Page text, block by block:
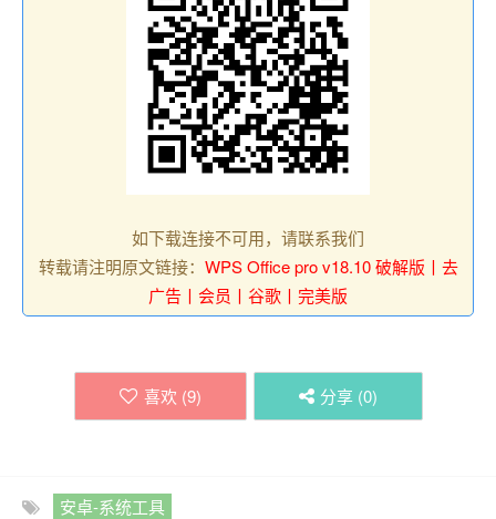
如下载连接不可用，请联系我们
转载请注明原文链接： WPS Office pro v18.10 破解版丨去
广告丨会员丨谷歌丨完美版
喜欢 (9) 分享 (0)
安卓-系统工具